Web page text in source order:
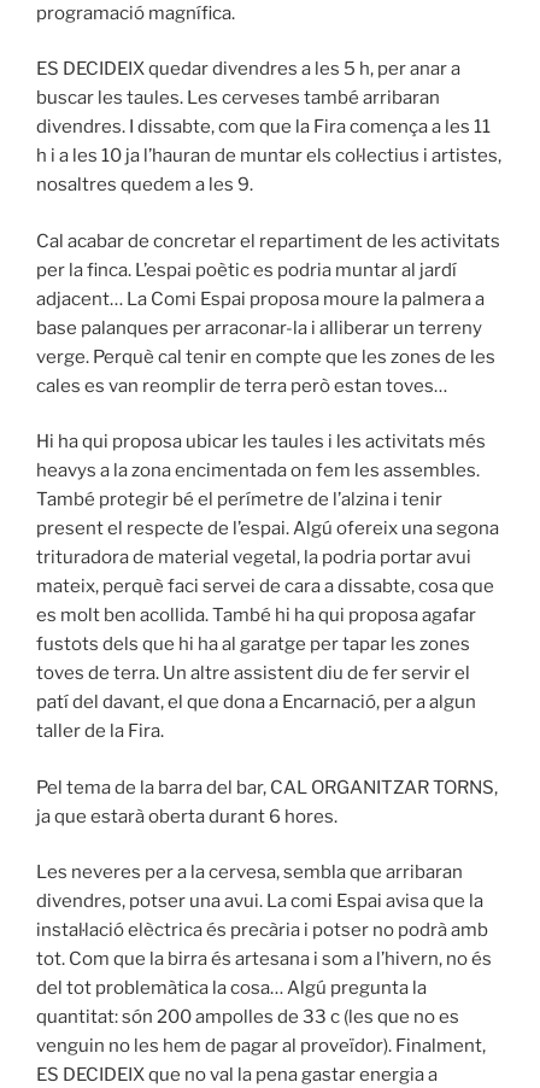
programació magnífica.
ES DECIDEIX quedar divendres a les 5 h, per anar a
buscar les taules. Les cerveses també arribaran
divendres. I dissabte, com que la Fira comença a les 11
h i a les 10 ja l’hauran de muntar els col·lectius i artistes,
nosaltres quedem a les 9.
Cal acabar de concretar el repartiment de les activitats
per la finca. L’espai poètic es podria muntar al jardí
adjacent… La Comi Espai proposa moure la palmera a
base palanques per arraconar-la i alliberar un terreny
verge. Perquè cal tenir en compte que les zones de les
cales es van reomplir de terra però estan toves…
Hi ha qui proposa ubicar les taules i les activitats més
heavys a la zona encimentada on fem les assembles.
També protegir bé el perímetre de l’alzina i tenir
present el respecte de l’espai. Algú ofereix una segona
trituradora de material vegetal, la podria portar avui
mateix, perquè faci servei de cara a dissabte, cosa que
es molt ben acollida. També hi ha qui proposa agafar
fustots dels que hi ha al garatge per tapar les zones
toves de terra. Un altre assistent diu de fer servir el
patí del davant, el que dona a Encarnació, per a algun
taller de la Fira.
Pel tema de la barra del bar, CAL ORGANITZAR TORNS,
ja que estarà oberta durant 6 hores.
Les neveres per a la cervesa, sembla que arribaran
divendres, potser una avui. La comi Espai avisa que la
instal·lació elèctrica és precària i potser no podrà amb
tot. Com que la birra és artesana i som a l’hivern, no és
del tot problemàtica la cosa… Algú pregunta la
quantitat: són 200 ampolles de 33 c (les que no es
venguin no les hem de pagar al proveïdor). Finalment,
ES DECIDEIX que no val la pena gastar energia a